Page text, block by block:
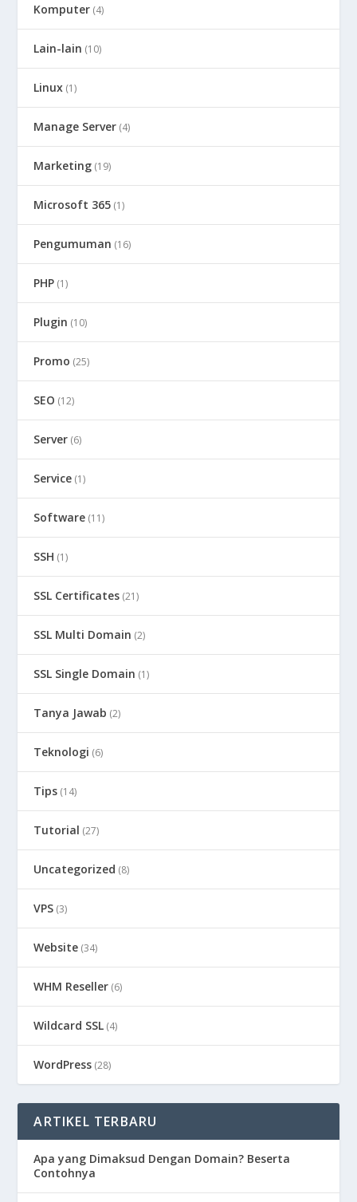
Komputer (4)
Lain-lain (10)
Linux (1)
Manage Server (4)
Marketing (19)
Microsoft 365 (1)
Pengumuman (16)
PHP (1)
Plugin (10)
Promo (25)
SEO (12)
Server (6)
Service (1)
Software (11)
SSH (1)
SSL Certificates (21)
SSL Multi Domain (2)
SSL Single Domain (1)
Tanya Jawab (2)
Teknologi (6)
Tips (14)
Tutorial (27)
Uncategorized (8)
VPS (3)
Website (34)
WHM Reseller (6)
Wildcard SSL (4)
WordPress (28)
ARTIKEL TERBARU
Apa yang Dimaksud Dengan Domain? Beserta
Contohnya